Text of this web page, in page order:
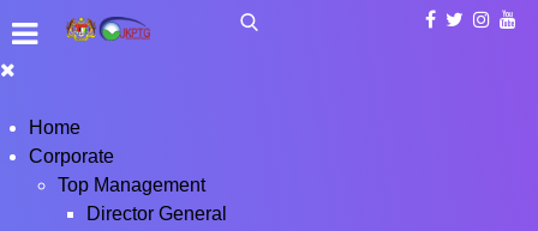
Home
Corporate
Top Management
Director General